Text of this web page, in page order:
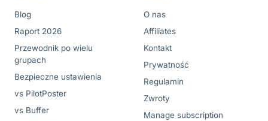
Blog
Raport 2026
Przewodnik po wielu
grupach
Bezpieczne ustawienia
vs PilotPoster
vs Buffer
O nas
Affiliates
Kontakt
Prywatność
Regulamin
Zwroty
Manage subscription